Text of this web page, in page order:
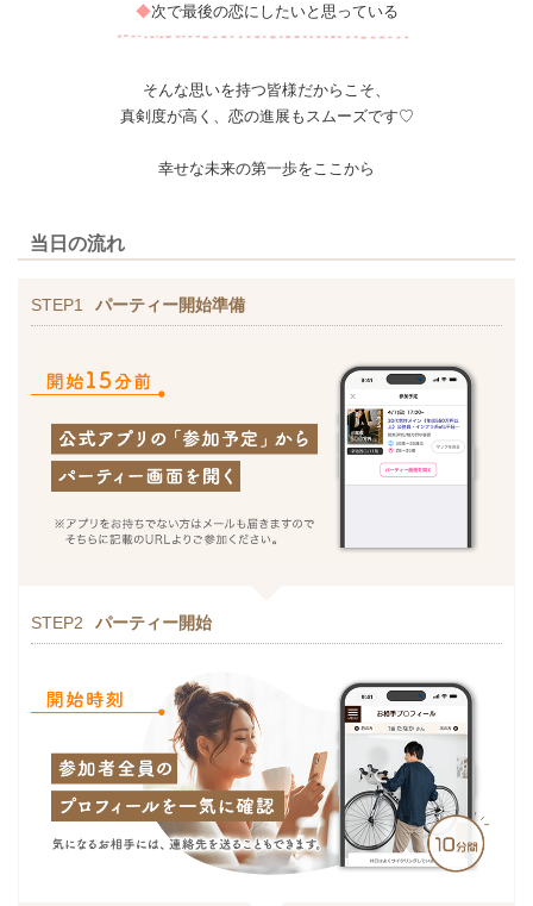
◆次で最後の恋にしたいと思っている
そんな思いを持つ皆様だからこそ、
真剣度が高く、恋の進展もスムーズです♡
幸せな未来の第一歩をここから
当日の流れ
STEP1 パーティー開始準備
STEP2 パーティー開始